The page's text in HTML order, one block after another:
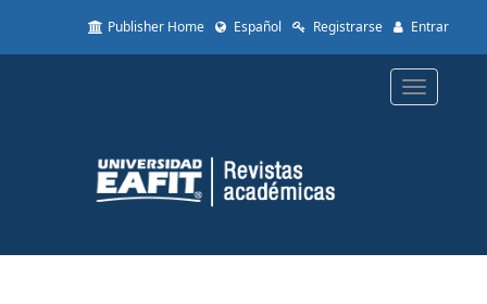
to
Content
Sidebar
Publisher Home Español Registrarse Entrar
Toggle